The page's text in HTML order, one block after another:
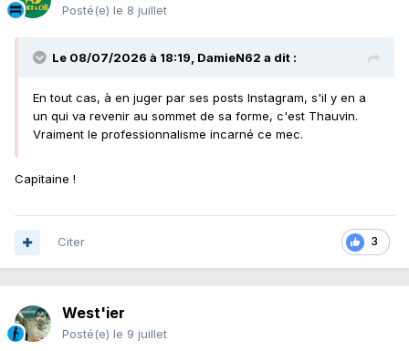
Posté(e) le 8 juillet
Le 08/07/2026 à 18:19, DamieN62 a dit :
En tout cas, à en juger par ses posts Instagram, s'il y en a
un qui va revenir au sommet de sa forme, c'est Thauvin.
Vraiment le professionnalisme incarné ce mec.
Capitaine !
3
Citer
West'ier
Posté(e) le 9 juillet